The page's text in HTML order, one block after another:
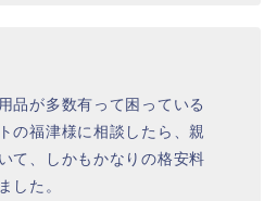
品が多数有って困っている
の福津様に相談したら、親
て、しかもかなりの格安料
した。